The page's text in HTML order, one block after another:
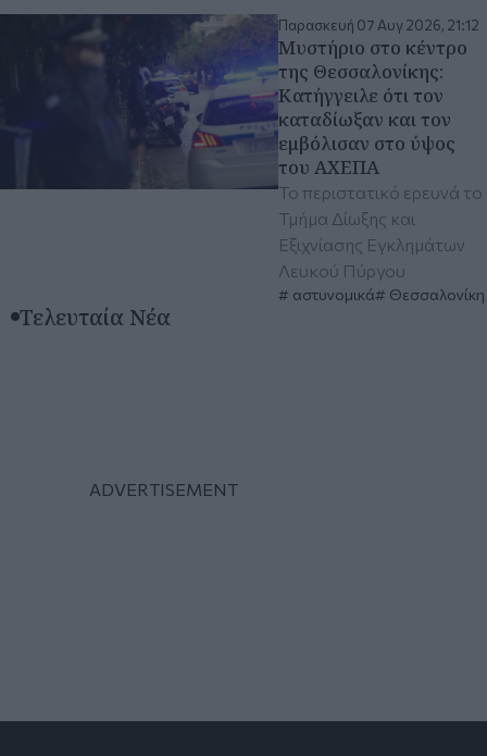
Παρασκευή 07 Αυγ 2026, 21:12
Μυστήριο στο κέντρο
της Θεσσαλονίκης:
Κατήγγειλε ότι τον
καταδίωξαν και τον
εμβόλισαν στο ύψος
του ΑΧΕΠΑ
To περιστατικό ερευνά το
Τμήμα Δίωξης και
Εξιχνίασης Εγκλημάτων
Λευκού Πύργου
αστυνομικά Θεσσαλονίκη
Τελευταία Νέα